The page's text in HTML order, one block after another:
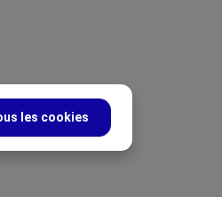
les cookies